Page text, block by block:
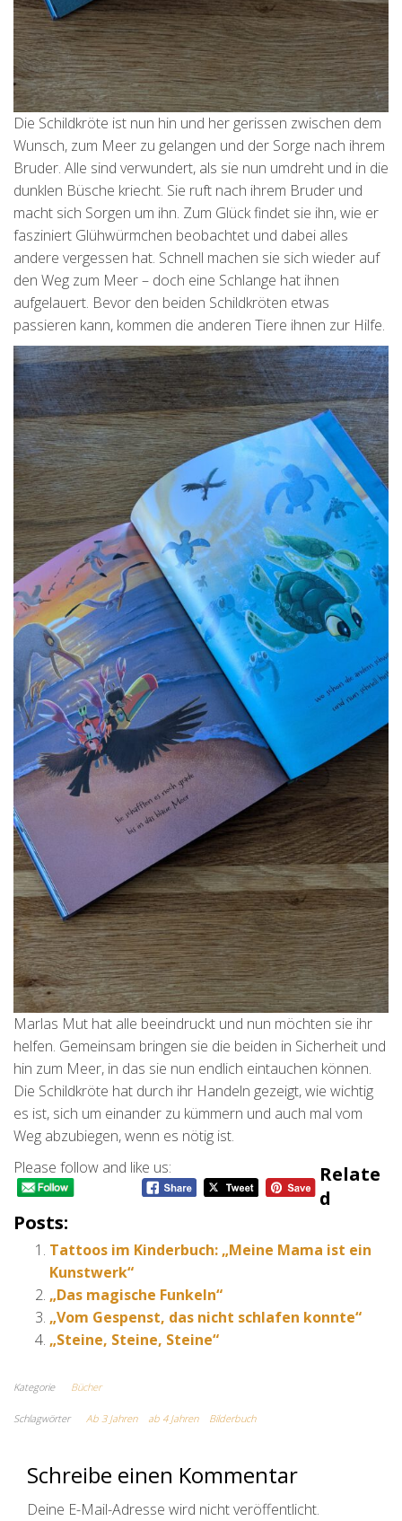
Die Schildkröte ist nun hin und her gerissen zwischen dem
Wunsch, zum Meer zu gelangen und der Sorge nach ihrem
Bruder. Alle sind verwundert, als sie nun umdreht und in die
dunklen Büsche kriecht. Sie ruft nach ihrem Bruder und
macht sich Sorgen um ihn. Zum Glück findet sie ihn, wie er
fasziniert Glühwürmchen beobachtet und dabei alles
andere vergessen hat. Schnell machen sie sich wieder auf
den Weg zum Meer – doch eine Schlange hat ihnen
aufgelauert. Bevor den beiden Schildkröten etwas
passieren kann, kommen die anderen Tiere ihnen zur Hilfe.
Marlas Mut hat alle beeindruckt und nun möchten sie ihr
helfen. Gemeinsam bringen sie die beiden in Sicherheit und
hin zum Meer, in das sie nun endlich eintauchen können.
Die Schildkröte hat durch ihr Handeln gezeigt, wie wichtig
es ist, sich um einander zu kümmern und auch mal vom
Weg abzubiegen, wenn es nötig ist.
Please follow and like us:
Relate
D
Posts:
Tattoos im Kinderbuch: „Meine Mama ist ein
Kunstwerk“
„Das magische Funkeln“
„Vom Gespenst, das nicht schlafen konnte“
„Steine, Steine, Steine“
Kategorie Bücher
Schlagwörter Ab 3 Jahren ab 4 Jahren Bilderbuch
Schreibe einen Kommentar
Deine E-Mail-Adresse wird nicht veröffentlicht.